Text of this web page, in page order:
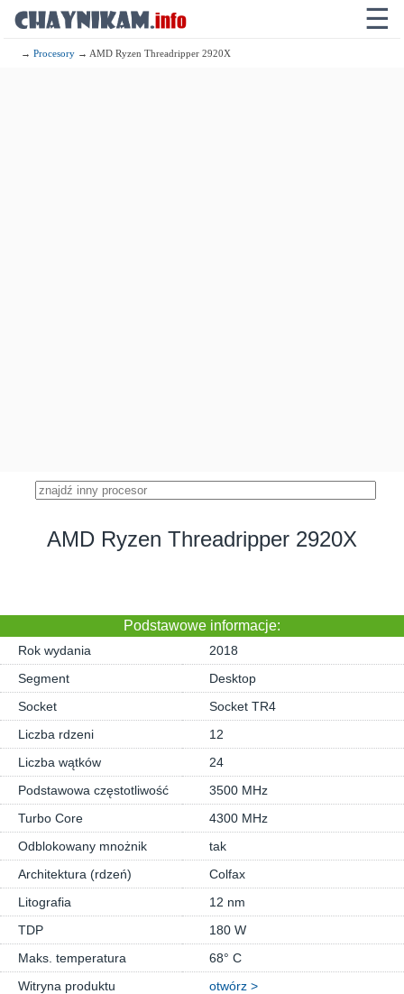
☰
→Procesory → AMD Ryzen Threadripper 2920X
AMD Ryzen Threadripper 2920X
Podstawowe informacje:
Rok wydania
2018
Segment
Desktop
Socket
Socket TR4
Liczba rdzeni
12
Liczba wątków
24
Podstawowa częstotliwość
3500 MHz
Turbo Core
4300 MHz
Odblokowany mnożnik
tak
Architektura (rdzeń)
Colfax
Litografia
12 nm
TDP
180 W
Maks. temperatura
68° C
Witryna produktu
otwórz >